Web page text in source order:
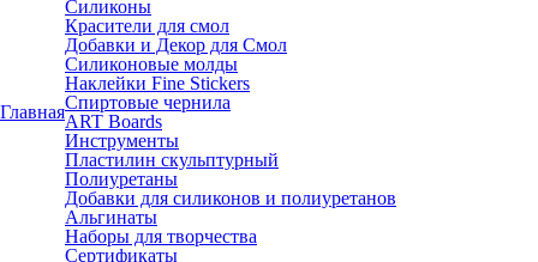
Главная
Силиконы
Красители для смол
Добавки и Декор для Смол
Силиконовые молды
Наклейки Fine Stickers
Спиртовые чернила
ART Boards
Инструменты
Пластилин скульптурный
Полиуретаны
Добавки для силиконов и полиуретанов
Альгинаты
Наборы для творчества
Сертификаты